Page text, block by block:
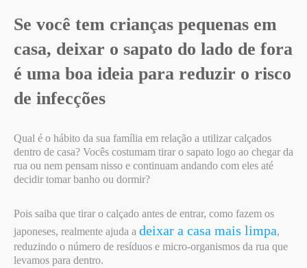
Se você tem crianças pequenas em
casa, deixar o sapato do lado de fora
é uma boa ideia para reduzir o risco
de infecções
Qual é o hábito da sua família em relação a utilizar calçados
dentro de casa? Vocês costumam tirar o sapato logo ao chegar da
rua ou nem pensam nisso e continuam andando com eles até
decidir tomar banho ou dormir?
Pois saiba que tirar o calçado antes de entrar, como fazem os
japoneses, realmente ajuda a deixar a casa mais limpa,
reduzindo o número de resíduos e micro-organismos da rua que
levamos para dentro.